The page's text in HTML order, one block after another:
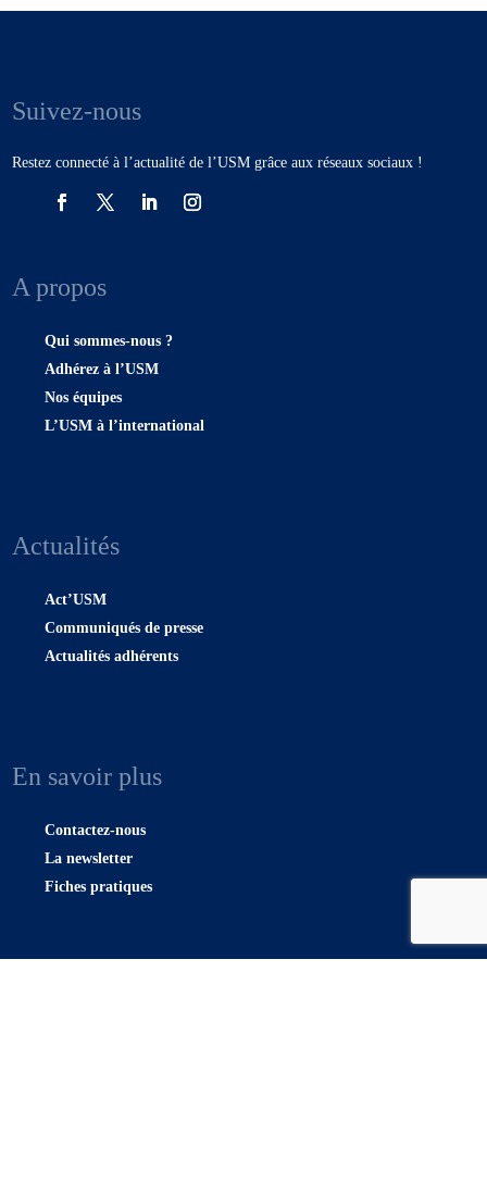
Suivez-nous
Restez connecté à l’actualité de l’USM grâce aux réseaux sociaux !
A propos
Qui sommes-nous ?
Adhérez à l’USM
Nos équipes
L’USM à l’international
Actualités
Act’USM
Communiqués de presse
Actualités adhérents
En savoir plus
Contactez-nous
La newsletter
Fiches pratiques